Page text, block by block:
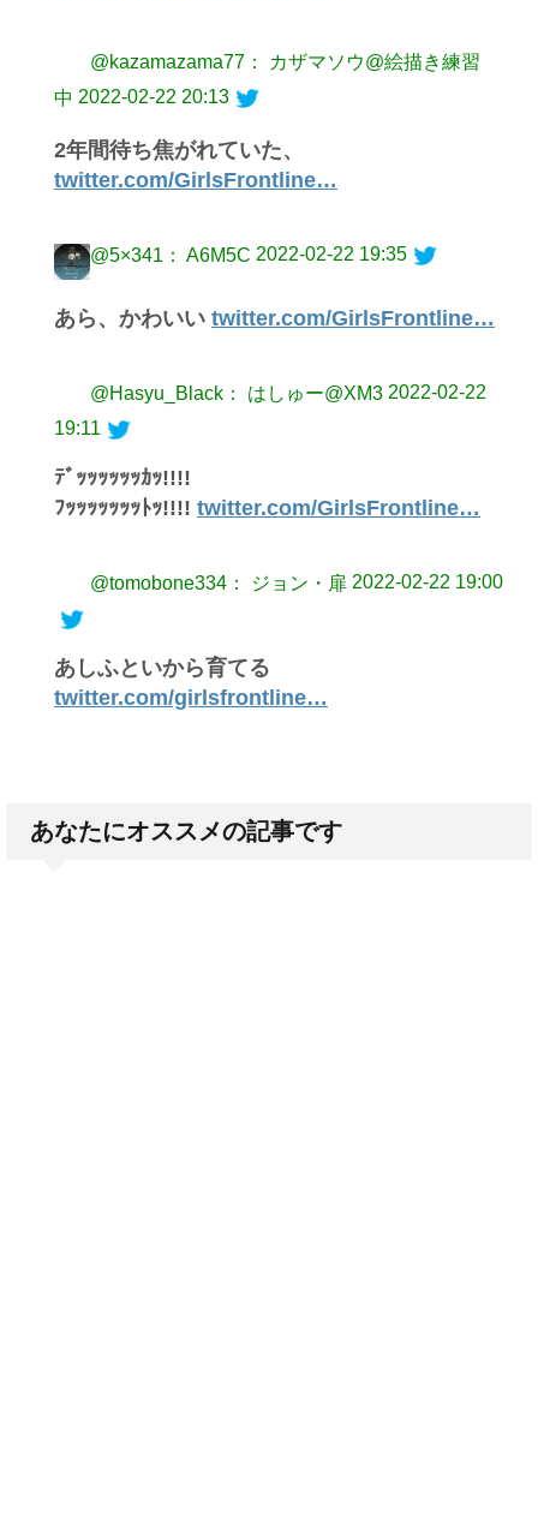
@kazamazama77： カザマソウ@絵描き練習
中 2022-02-22 20:13
2年間待ち焦がれていた、
twitter.com/GirlsFrontline…
@5×341： A6M5C 2022-02-22 19:35
あら、かわいい twitter.com/GirlsFrontline…
@Hasyu_Black： はしゅー@XM3 2022-02-22
19:11
ﾃﾞｯｯｯｯｯｯｶｯ!!!!
ﾌｯｯｯｯｯｯｯﾄｯ!!!! twitter.com/GirlsFrontline…
@tomobone334： ジョン・扉 2022-02-22 19:00
あしふといから育てる
twitter.com/girlsfrontline…
あなたにオススメの記事です